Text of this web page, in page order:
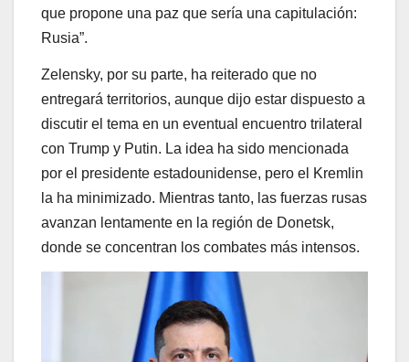
que propone una paz que sería una capitulación:
Rusia”.
Zelensky, por su parte, ha reiterado que no
entregará territorios, aunque dijo estar dispuesto a
discutir el tema en un eventual encuentro trilateral
con Trump y Putin. La idea ha sido mencionada
por el presidente estadounidense, pero el Kremlin
la ha minimizado. Mientras tanto, las fuerzas rusas
avanzan lentamente en la región de Donetsk,
donde se concentran los combates más intensos.